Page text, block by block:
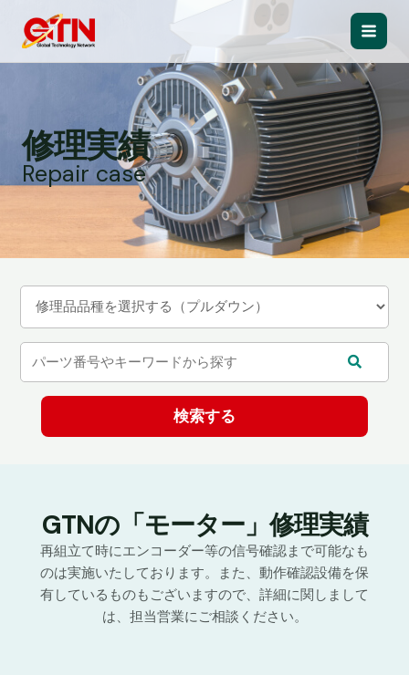
Main
修理実績
Repair case
GTNの「モーター」修理実績
再組立て時にエンコーダー等の信号確認まで可能なも
のは実施いたしております。また、動作確認設備を保
有しているものもございますので、詳細に関しまして
は、担当営業にご相談ください。